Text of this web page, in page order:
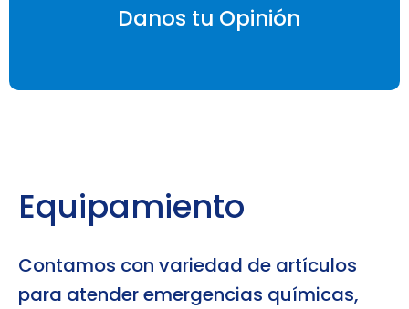
Danos tu Opinión
Equipamiento
Contamos con variedad de artículos
para atender emergencias químicas,